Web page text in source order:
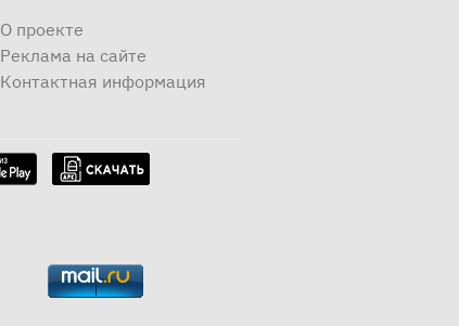
О проекте
Реклама на сайте
Контактная информация